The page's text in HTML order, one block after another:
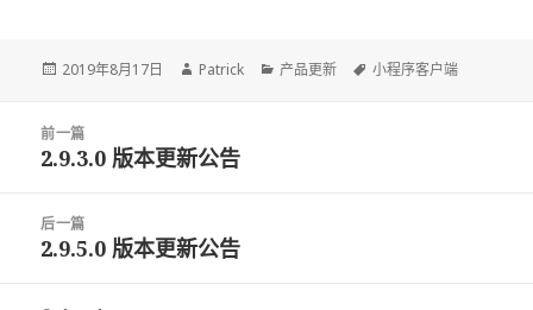
Posted
2019年8月17日 Author
Patrick Categories
产品更新 Tags
小程序客户端
前一篇
前
篇：
2.9.3.0 版本更新公告
后一篇
后
2.9.5.0 版本更新公告